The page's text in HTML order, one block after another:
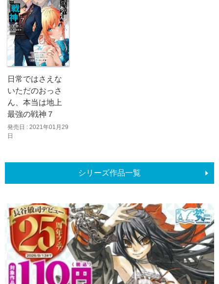
日常ではさえな
いただのおっさ
ん、本当は地上
最強の戦神７
発売日 : 2021年01月29
日
シリーズ作品一覧